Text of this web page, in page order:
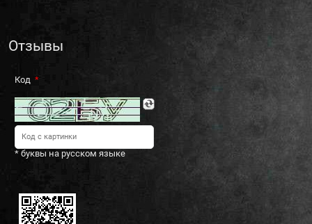
Отзывы
Код
* буквы на русском языке